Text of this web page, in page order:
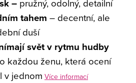
– pružný, odolný, detailní
tahem – decentní, ale
duší
svět v rytmu hudby
každou ženu, která ocení
v jednom Více informací